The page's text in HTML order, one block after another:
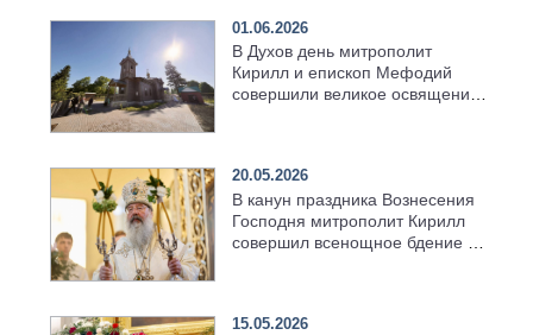
01.06.2026
В Духов день митрополит
Кирилл и епископ Мефодий
совершили великое освящение
20.05.2026
В канун праздника Вознесения
Господня митрополит Кирилл
совершил всенощное бдение в
15.05.2026